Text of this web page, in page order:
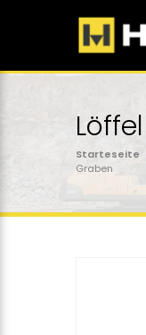
Löffel
Starteseite
Graben